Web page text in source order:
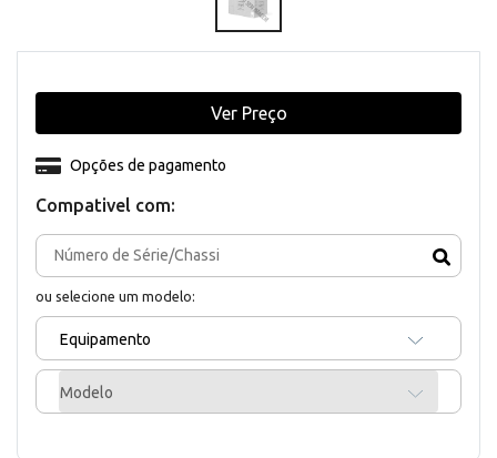
Compativel com:
ou selecione um modelo:
Equipamento
Modelo
Opções de pagamento
Ver Preço